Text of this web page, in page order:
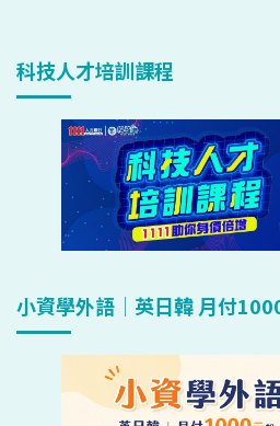
科技人才培訓課程
小資學外語｜英日韓 月付